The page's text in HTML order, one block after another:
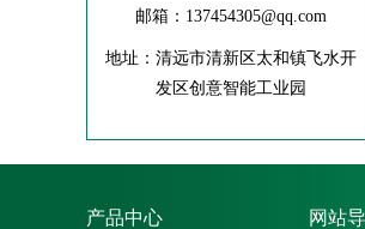
邮箱：137454305@qq.com
地址：清远市清新区太和镇飞水开
发区创意智能工业园
产品中心 网站